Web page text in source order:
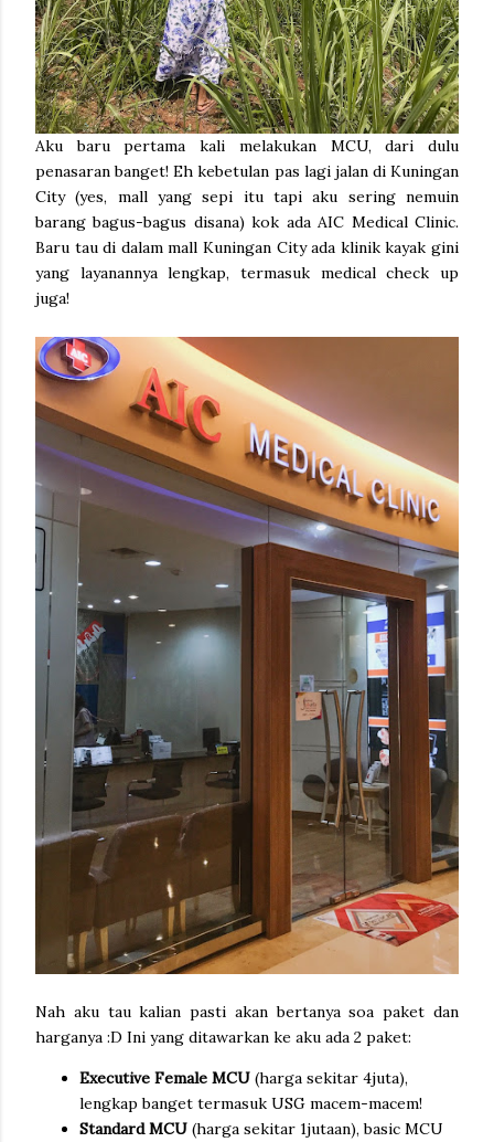
Aku baru pertama kali melakukan MCU, dari dulu
penasaran banget! Eh kebetulan pas lagi jalan di Kuningan
City (yes, mall yang sepi itu tapi aku sering nemuin
barang bagus-bagus disana) kok ada AIC Medical Clinic.
Baru tau di dalam mall Kuningan City ada klinik kayak gini
yang layanannya lengkap, termasuk medical check up
juga!
Nah aku tau kalian pasti akan bertanya soa paket dan
harganya :D Ini yang ditawarkan ke aku ada 2 paket:
Executive Female MCU (harga sekitar 4juta),
lengkap banget termasuk USG macem-macem!
Standard MCU (harga sekitar 1jutaan), basic MCU